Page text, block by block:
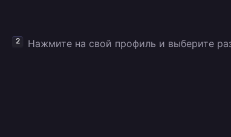
Нажмите на свой профиль и выберите